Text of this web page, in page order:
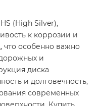
(High Silver),
к коррозии и
особенно важно
и
диска
и долговечность,
современных